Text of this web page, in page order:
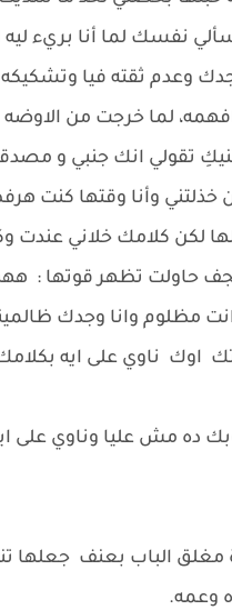
نفسك لما أنا بريء ليه
وعدم ثقته فيا
لما خرجت من
تقولي انك جنبي و
وأنا وقتها كنت
لكن كلامك خلاني عندت
حاولت تظهر قوتها :
مظلوم وانا وجدك
اوك ناوي على ايه بكلامك
ده مش عليا وناوي على
مغلق الباب بعنف جعلها
وعمه.